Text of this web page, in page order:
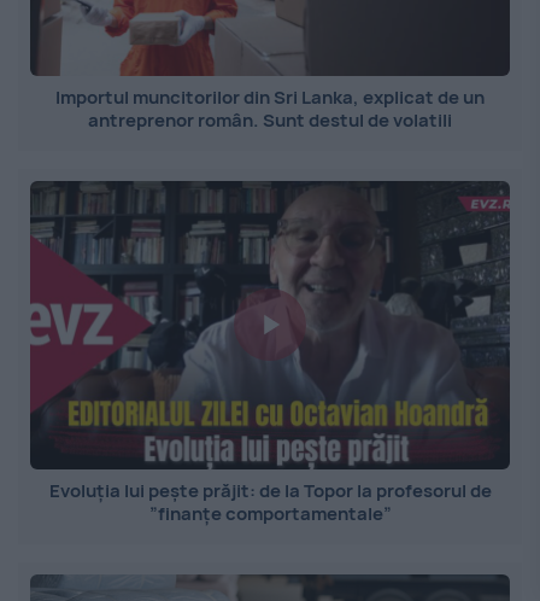
Importul muncitorilor din Sri Lanka, explicat de un
antreprenor român. Sunt destul de volatili
Evoluția lui pește prăjit: de la Topor la profesorul de
”finanțe comportamentale”